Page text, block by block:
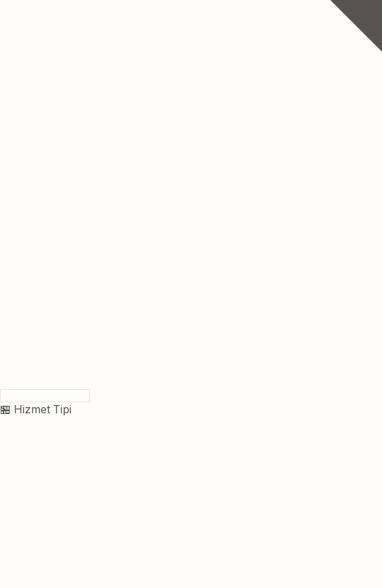
🏪 Hizmet Tipi